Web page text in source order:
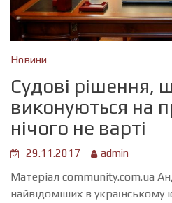
Новини
Судові рішення,
виконуються на
нічого не варті
29.11.2017 admin
Матеріал community.com.ua
найвідоміших в